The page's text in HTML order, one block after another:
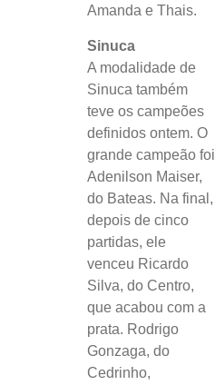
Amanda e Thais.
Sinuca
A modalidade de
Sinuca também
teve os campeões
definidos ontem. O
grande campeão foi
Adenilson Maiser,
do Bateas. Na final,
depois de cinco
partidas, ele
venceu Ricardo
Silva, do Centro,
que acabou com a
prata. Rodrigo
Gonzaga, do
Cedrinho,